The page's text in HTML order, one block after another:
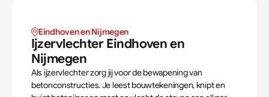
Eindhoven en Nijmegen
Ijzervlechter Eindhoven en
Nijmegen
Als ijzervlechter zorg jij voor de bewapening van
betonconstructies. Je leest bouwtekeningen, knipt en